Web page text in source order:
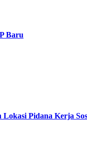
Baru
Pidana Kerja